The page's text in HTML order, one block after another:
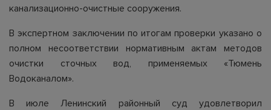
канализационно-очистные сооружения.
В экспертном заключении по итогам проверки указано о
полном несоответствии нормативным актам методов
очистки сточных вод, применяемых «Тюмень
Водоканалом».
В июле Ленинский районный суд удовлетворил